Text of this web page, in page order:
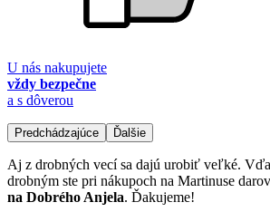
U nás nakupujete
vždy bezpečne
a s dôverou
Predchádzajúce Ďalšie
Aj z drobných vecí sa dajú urobiť veľké.
drobným ste pri nákupoch na Martinuse
na Dobrého Anjela. Ďakujeme!